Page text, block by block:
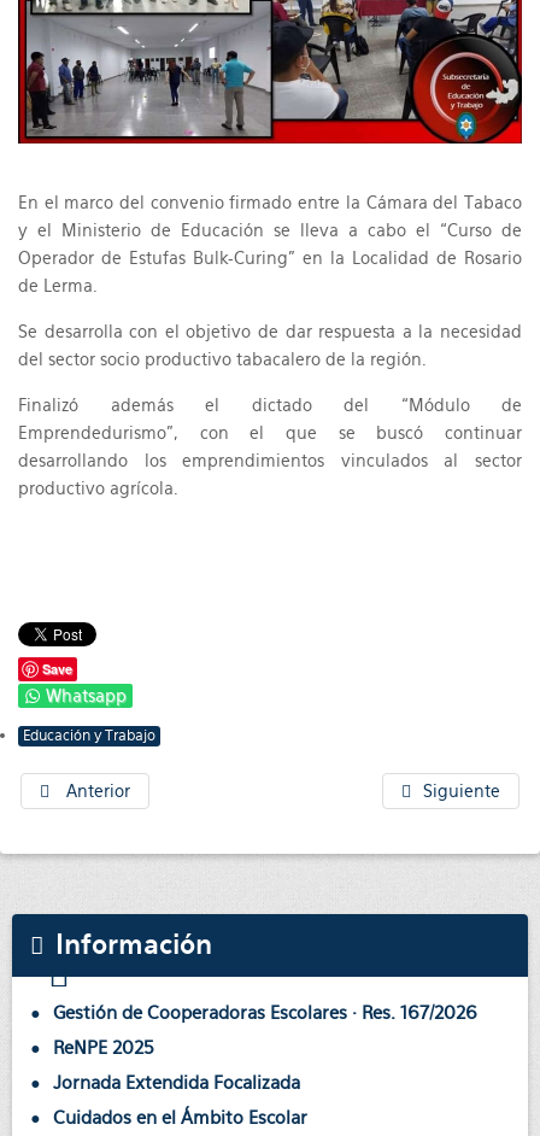
En el marco del convenio firmado entre la Cámara del Tabaco
y el Ministerio de Educación se lleva a cabo el “Curso de
Operador de Estufas Bulk-Curing” en la Localidad de Rosario
de Lerma.
Se desarrolla con el objetivo de dar respuesta a la necesidad
del sector socio productivo tabacalero de la región.
Finalizó además el dictado del “Módulo de
Emprendedurismo”, con el que se buscó continuar
desarrollando los emprendimientos vinculados al sector
productivo agrícola.
Save
Whatsapp
Educación y Trabajo
Anterior Siguiente
Información
Gestión de Cooperadoras Escolares · Res. 167/2026
ReNPE 2025
Jornada Extendida Focalizada
Cuidados en el Ámbito Escolar